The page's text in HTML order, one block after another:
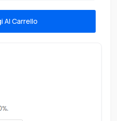
Aggiungi Al Carrello